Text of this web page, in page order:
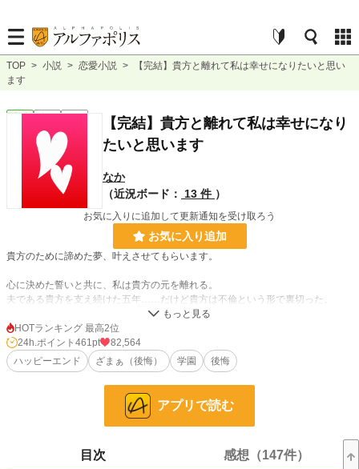
TOP > 小説 > 恋愛小説 >
【完結】貴方と離れて私は幸せになりたいと思い
ます
恋愛 完結 短編
【完結】貴方と離れて私は幸せになり
たいと思います
なか
（近況ボード：
13 件 ）
お気に入りに追加して更新通知を受け取ろう
お気に入り追加
貴方のために諦めた夢、叶えさせてもらいます。
心に決めた誓いと共に、私は貴方の元を離れる。
夫である貴方を支え続けた五年……だけど貴方は不倫という形で裏切った。
そして歳を重ねた私に『枯れた花』と評価を下して嘲笑う。
どうせ捨てられるなら、私から捨ててあげよう。
そして証明するの。
私は枯れた花ではないと……
自らの夢を叶えて、華であると証明してみせるから。
1,703 位 / 66,383 件
HOTランキング 最高2位
24h.ポイント 461pt
82,564
ハッピーエンド
ざまぁ（後悔） 学園 後悔
アプリで読む
目次 感想（147件）